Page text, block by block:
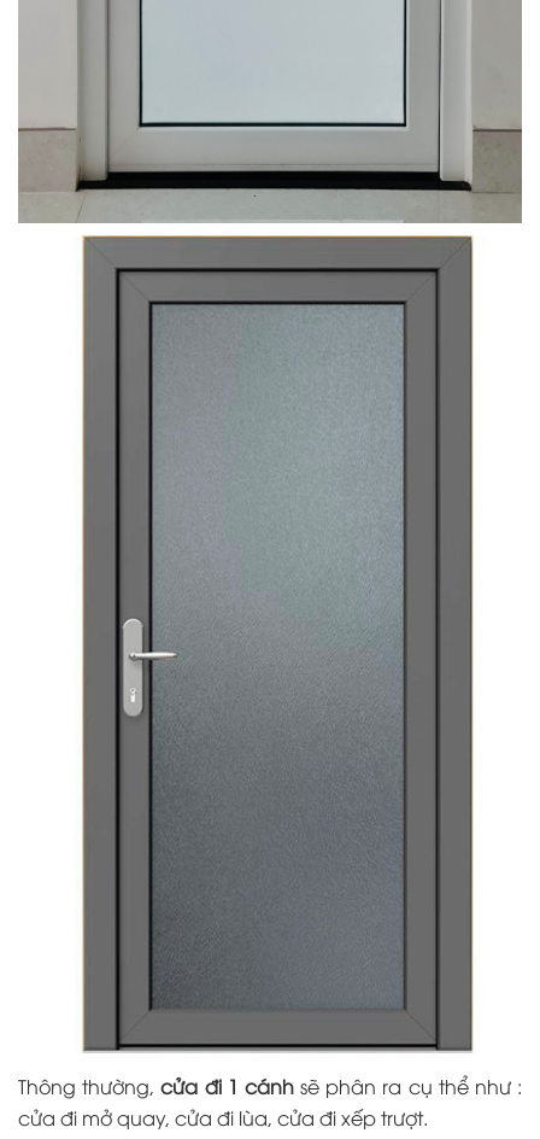
Thông thường,cửa đi 1 cánhsẽ phân ra cụ thể như :
cửa đi mở quay, cửa đi lùa, cửa đi xếp trượt.